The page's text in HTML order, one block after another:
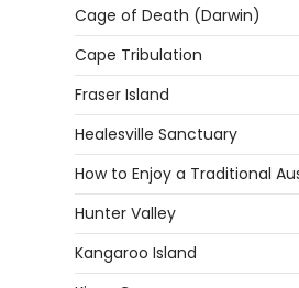
Cage of Death (Darwin)
Cape Tribulation
Fraser Island
Healesville Sanctuary
How to Enjoy a Traditional
Hunter Valley
Kangaroo Island